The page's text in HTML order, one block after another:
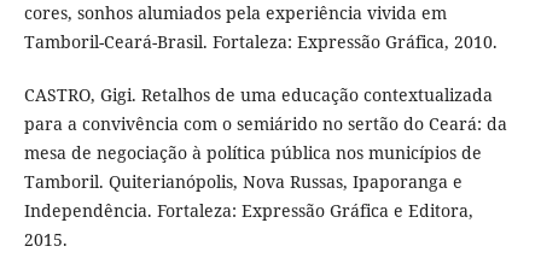
cores, sonhos alumiados pela experiência vivida em
Tamboril-Ceará-Brasil. Fortaleza: Expressão Gráfica, 2010.
CASTRO, Gigi. Retalhos de uma educação contextualizada
para a convivência com o semiárido no sertão do Ceará: da
mesa de negociação à política pública nos municípios de
Tamboril. Quiterianópolis, Nova Russas, Ipaporanga e
Independência. Fortaleza: Expressão Gráfica e Editora,
2015.